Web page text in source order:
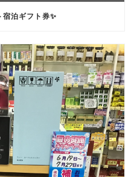
泊ギフト券✨